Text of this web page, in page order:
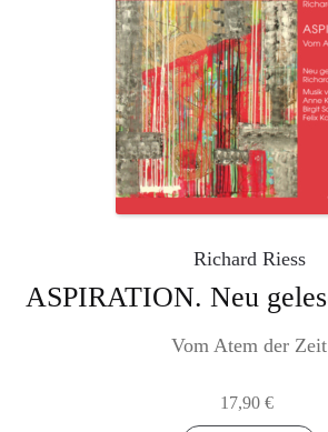
Richard Riess
Vom Atem der Zeit
17,90€